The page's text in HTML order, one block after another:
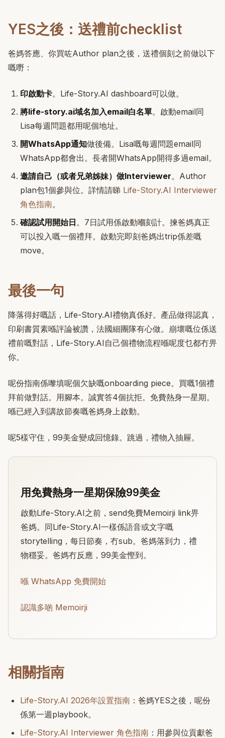
YES之後：送禮前checklist
爸媽答應、你買咗Author plan之後，送禮個刻之前做以下
嘅嘢：
印啟動卡。Life-Story.AI dashboard可以做。
將life-story.ai域名加入email白名單。啟動email同
Lisa每週問題都用呢個地址。
開WhatsApp通知做後備。Lisa嘅每週問題email同
WhatsApp都會出。長者開WhatsApp開得多過email。
邀請自己（或者兄弟姊妹）做Interviewer。Author
plan包1個參與位。詳情請睇 Life-Story.AI Interviewer
角色指南。
確認試用開始日。7日試用係啟動嗰刻計。揀爸媽真正
可以投入嘅一個禮拜。啟動完即刻爸媽出trip係差嘅
move。
最後一句
降落得好嘅話，Life-Story.AI禮物真係好。產品做得認真，
印刷書質素喺評論被讚，法國細團隊有心做。崩壞嘅位係送
禮前嘅對話，Life-Story.AI自己個禮物流程喺呢度乜都冇畀
你。
呢份指南係嚟填呢個欠缺嘅onboarding piece。買嘅1個禮
拜前做對話。用腳本。誠實答4個抗拒。免費熱身一星期。
喺已經入到講故節奏嘅爸媽身上啟動。
呢5樣守住，99美金變成回憶錄。跳過，禮物入抽屜。
用免費熱身一星期保險99美金
啟動Life-Story.AI之前，send免費Memoirji link畀
爸媽。同Life-Story.AI一樣係語音或文字嘅
storytelling，每日節奏，冇sub。爸媽落到力，禮
物穩妥。爸媽冇反應，99美金慳到。
喺 WhatsApp 免費開始
認識多啲 Memoirji
相關指南
Life-Story.AI 2026年設置指南 ：爸媽YES之後，呢份
係第一週playbook。
Life-Story.AI Interviewer 角色指南 ：用參與位貢獻爸